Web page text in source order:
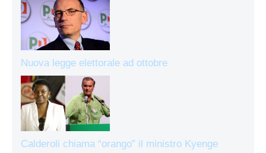
Nuova legge elettorale ad ottobre
Calderoli chiama “orango” il ministro Kyenge